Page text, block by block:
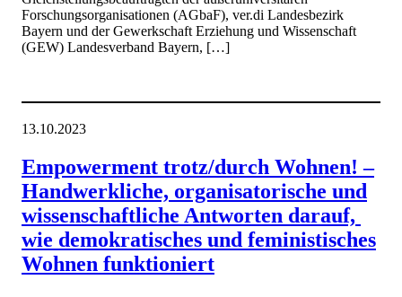
Forschungsorganisationen (AGbaF), ver.di Landesbezirk
Bayern und der Gewerkschaft Erziehung und Wissenschaft
(GEW) Landesverband Bayern, […]
13.10.2023
Empowerment trotz/durch Wohnen! –
Handwerkliche, organisatorische und
wissenschaftliche Antworten darauf,
wie demokratisches und feministisches
Wohnen funktioniert